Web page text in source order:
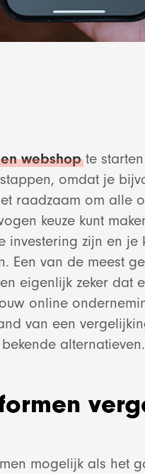
webshopte
omdat je
raadzaam om alle
keuze kunt
investering zijn en je
Een van de meest
eigenlijk zeker dat
online
van een
alternatieven.
mogelijk als het